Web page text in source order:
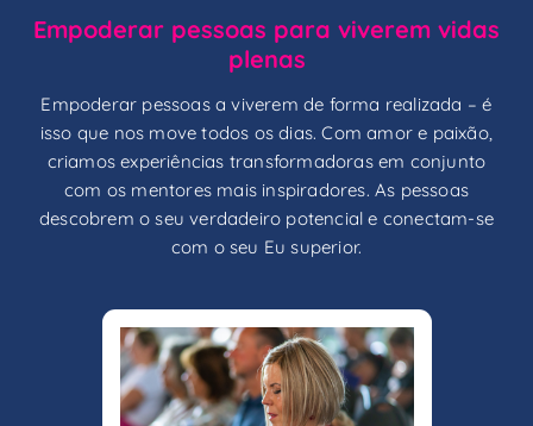
Empoderar pessoas para viverem vidas
plenas
Empoderar pessoas a viverem de forma realizada – é
isso que nos move todos os dias. Com amor e paixão,
criamos experiências transformadoras em conjunto
com os mentores mais inspiradores. As pessoas
descobrem o seu verdadeiro potencial e conectam-se
com o seu Eu superior.